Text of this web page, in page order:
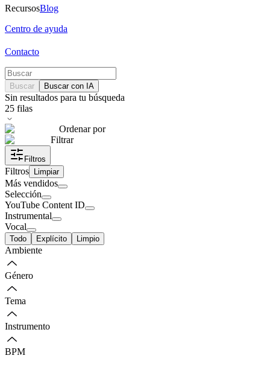
RecursosBlog
Centro de ayuda
Contacto
Buscar Buscar con IA
Sin resultados para tu búsqueda
25 filas
Ordenar por
Filtrar
Filtros
Filtros Limpiar
Más vendidos
Selección
YouTube Content ID
Instrumental
Vocal
Todo Explícito Limpio
Ambiente
Género
Tema
Instrumento
BPM